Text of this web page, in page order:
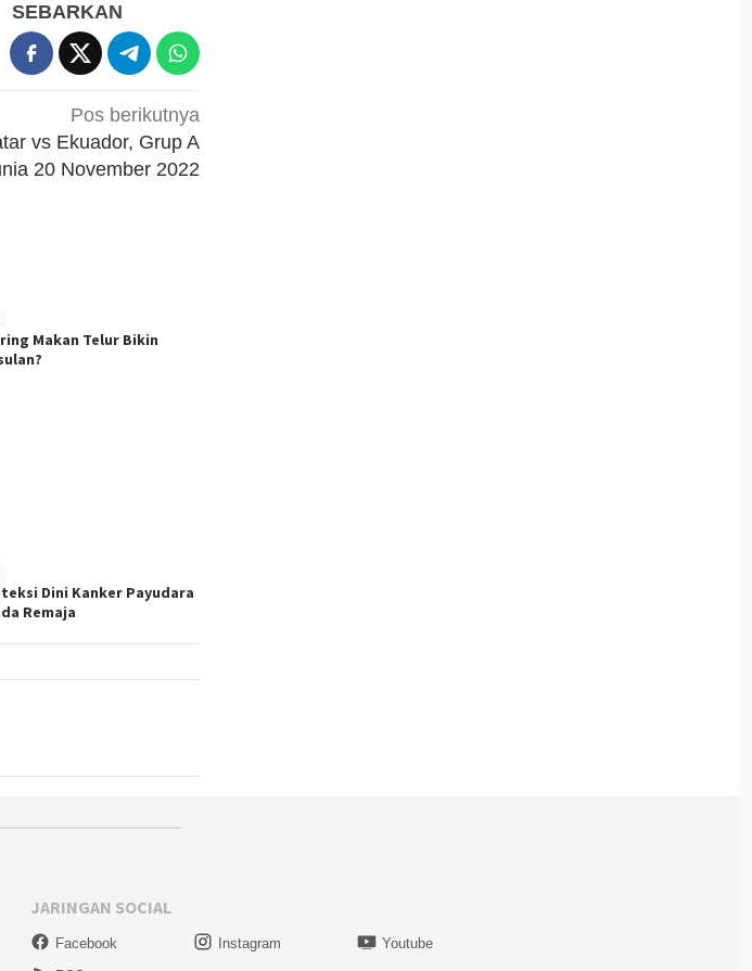
SEBARKAN
Pos berikutnya
vs Ekuador, Grup A
20 November 2022
Makan Telur Bikin
Dini Kanker Payudara
Remaja
JARINGAN SOCIAL
Facebook Instagram
Youtube